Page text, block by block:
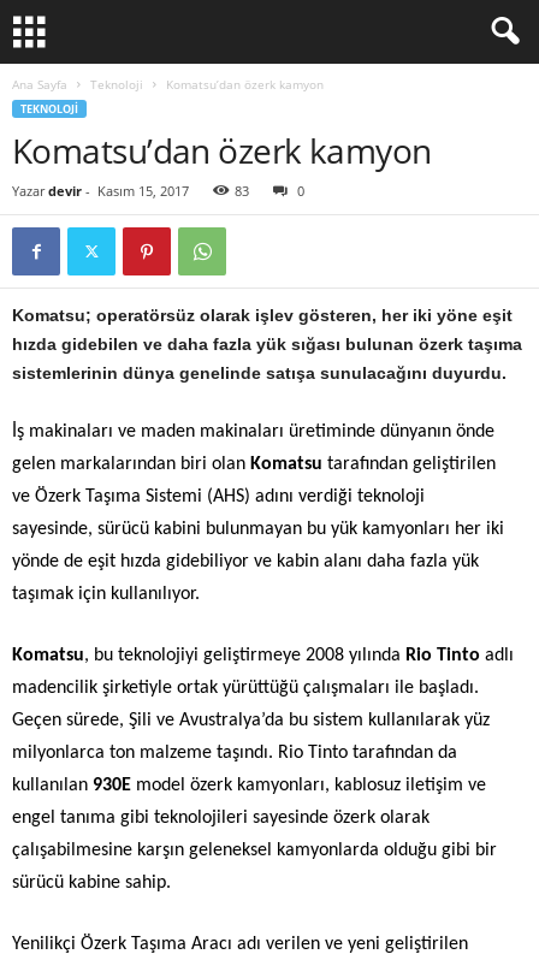
Ana Sayfa Teknoloji Komatsu’dan özerk kamyon
TEKNOLOJI
Komatsu’dan özerk kamyon
Yazar devir - Kasım 15, 2017 83 0
Komatsu; operatörsüz olarak işlev gösteren, her iki yöne eşit
hızda gidebilen ve daha fazla yük sığası bulunan özerk taşıma
sistemlerinin dünya genelinde satışa sunulacağını duyurdu.
İş makinaları ve maden makinaları üretiminde dünyanın önde
gelen markalarından biri olan Komatsu tarafından geliştirilen
ve Özerk Taşıma Sistemi (AHS) adını verdiği teknoloji
sayesinde, sürücü kabini bulunmayan bu yük kamyonları her iki
yönde de eşit hızda gidebiliyor ve kabin alanı daha fazla yük
taşımak için kullanılıyor.
Komatsu, bu teknolojiyi geliştirmeye 2008 yılında Rio Tinto adlı
madencilik şirketiyle ortak yürüttüğü çalışmaları ile başladı.
Geçen sürede, Şili ve Avustralya’da bu sistem kullanılarak yüz
milyonlarca ton malzeme taşındı. Rio Tinto tarafından da
kullanılan 930E model özerk kamyonları, kablosuz iletişim ve
engel tanıma gibi teknolojileri sayesinde özerk olarak
çalışabilmesine karşın geleneksel kamyonlarda olduğu gibi bir
sürücü kabine sahip.
Yenilikçi Özerk Taşıma Aracı adı verilen ve yeni geliştirilen